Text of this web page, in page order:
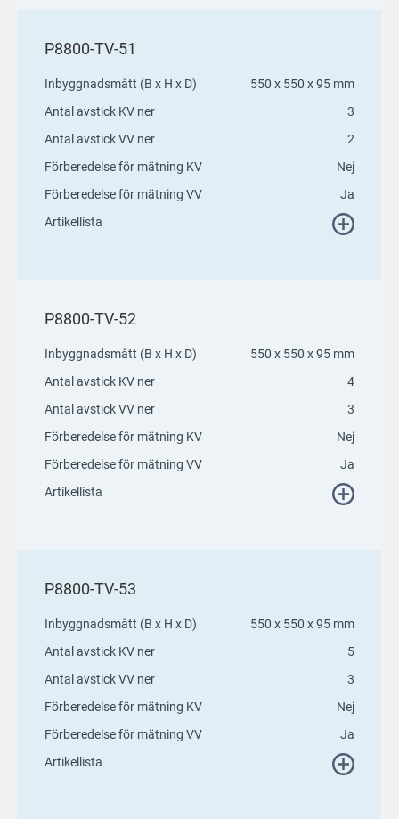
P8800-TV-51
Inbyggnadsmått (B x H x D)
550 x 550 x 95 mm
Antal avstick KV ner
3
Antal avstick VV ner
2
Förberedelse för mätning KV
Nej
Förberedelse för mätning VV
Ja
Artikellista
P8800-TV-52
Inbyggnadsmått (B x H x D)
550 x 550 x 95 mm
Antal avstick KV ner
4
Antal avstick VV ner
3
Förberedelse för mätning KV
Nej
Förberedelse för mätning VV
Ja
Artikellista
P8800-TV-53
Inbyggnadsmått (B x H x D)
550 x 550 x 95 mm
Antal avstick KV ner
5
Antal avstick VV ner
3
Förberedelse för mätning KV
Nej
Förberedelse för mätning VV
Ja
Artikellista